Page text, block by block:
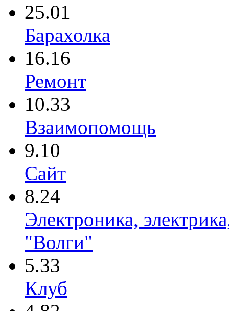
25.01
Барахолка
16.16
Ремонт
10.33
Взаимопомощь
9.10
Сайт
8.24
Электроника,
"Волги"
5.33
Клуб